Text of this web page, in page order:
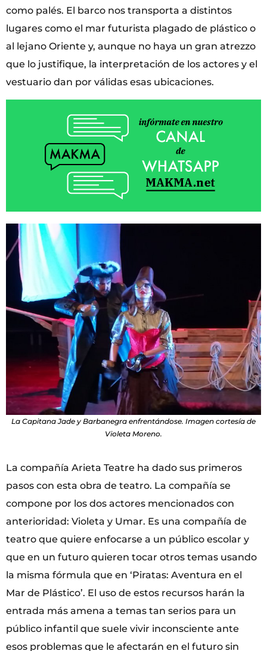
como palés. El barco nos transporta a distintos
lugares como el mar futurista plagado de plástico o
al lejano Oriente y, aunque no haya un gran atrezzo
que lo justifique, la interpretación de los actores y el
vestuario dan por válidas esas ubicaciones.
La Capitana Jade y Barbanegra enfrentándose. Imagen cortesía de
Violeta Moreno.
La compañía Arieta Teatre ha dado sus primeros
pasos con esta obra de teatro. La compañía se
compone por los dos actores mencionados con
anterioridad: Violeta y Umar. Es una compañía de
teatro que quiere enfocarse a un público escolar y
que en un futuro quieren tocar otros temas usando
la misma fórmula que en ‘Piratas: Aventura en el
Mar de Plástico’. El uso de estos recursos harán la
entrada más amena a temas tan serios para un
público infantil que suele vivir inconsciente ante
esos problemas que le afectarán en el futuro sin